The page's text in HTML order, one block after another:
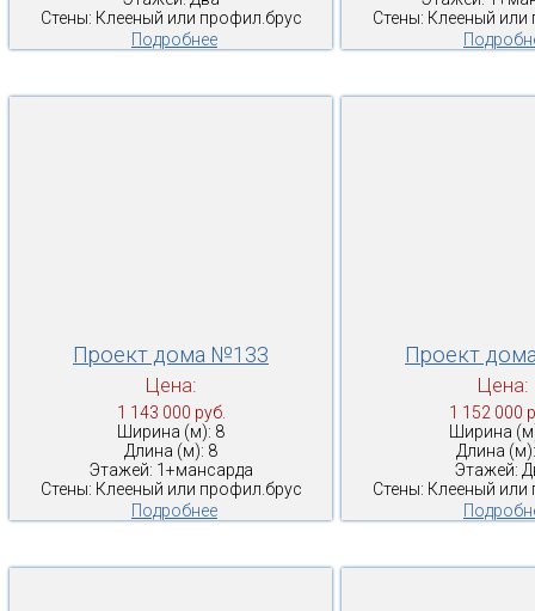
Стены: Клееный или профил.брус
Подробнее
Стены: Клееный или
Проект дома №133
Цена:
1 143 000 руб.
Ширина (м): 8
Длина (м): 8
Этажей: 1+мансарда
Стены: Клееный или профил.брус
Подробнее
Проект
Цена:
1 152 000
Ширина
Длина
Этажей:
Стены: Клееный или